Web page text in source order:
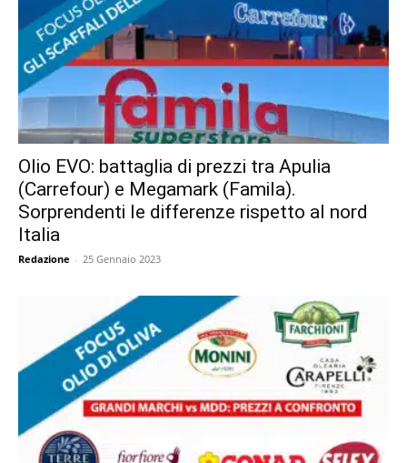
Olio EVO: battaglia di prezzi tra Apulia
(Carrefour) e Megamark (Famila).
Sorprendenti le differenze rispetto al nord
Italia
Redazione - 25 Gennaio 2023